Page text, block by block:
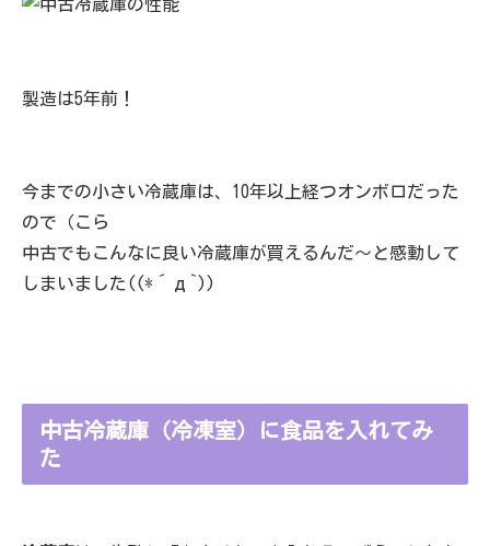
製造は5年前！
今までの小さい冷蔵庫は、10年以上経つオンボロだった
ので（こら
中古でもこんなに良い冷蔵庫が買えるんだ～と感動して
しまいました((*´д`))
中古冷蔵庫（冷凍室）に食品を入れてみ
た